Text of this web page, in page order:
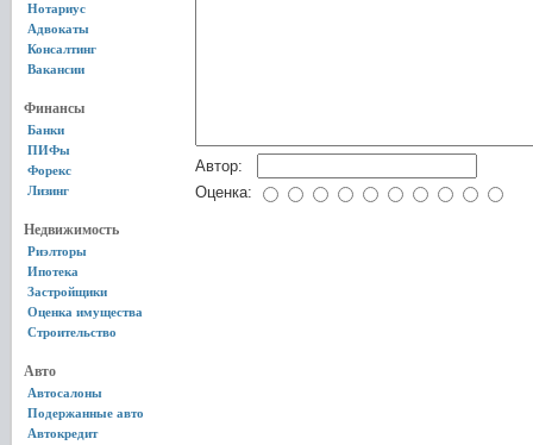
Нотариус
Адвокаты
Консалтинг
Вакансии
Финансы
Банки
ПИФы
Форекс
Лизинг
Недвижимость
Риэлторы
Ипотека
Застройщики
Оценка имущества
Строительство
Авто
Автосалоны
Подержанные авто
Автокредит
Автор:
Оценка: